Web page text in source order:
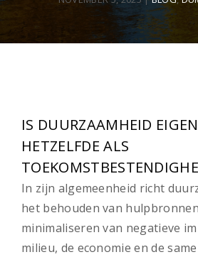
IS DUURZAAMHEID
HETZELFDE ALS
In zijn algemeenheid richt
het behouden van
minimaliseren van negatieve
milieu, de economie en de